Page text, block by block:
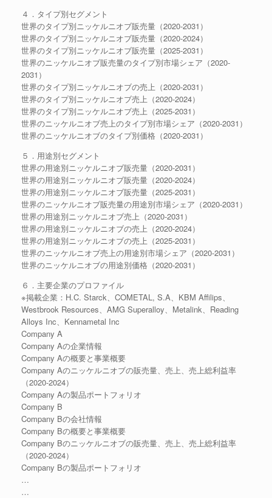
４．タイプ別セグメント
世界のタイプ別ニッケルニオブ販売量（2020-2031）
世界のタイプ別ニッケルニオブ販売量（2020-2024）
世界のタイプ別ニッケルニオブ販売量（2025-2031）
世界のニッケルニオブ販売量のタイプ別市場シェア（2020-
2031）
世界のタイプ別ニッケルニオブの売上（2020-2031）
世界のタイプ別ニッケルニオブ売上（2020-2024）
世界のタイプ別ニッケルニオブ売上（2025-2031）
世界のニッケルニオブ売上のタイプ別市場シェア（2020-2031）
世界のニッケルニオブのタイプ別価格（2020-2031）
５．用途別セグメント
世界の用途別ニッケルニオブ販売量（2020-2031）
世界の用途別ニッケルニオブ販売量（2020-2024）
世界の用途別ニッケルニオブ販売量（2025-2031）
世界のニッケルニオブ販売量の用途別市場シェア（2020-2031）
世界の用途別ニッケルニオブ売上（2020-2031）
世界の用途別ニッケルニオブの売上（2020-2024）
世界の用途別ニッケルニオブの売上（2025-2031）
世界のニッケルニオブ売上の用途別市場シェア（2020-2031）
世界のニッケルニオブの用途別価格（2020-2031）
６．主要企業のプロファイル
※掲載企業：H.C. Starck、COMETAL, S.A、KBM Affilips、
Westbrook Resources、AMG Superalloy、Metalink、Reading
Alloys Inc、Kennametal Inc
Company A
Company Aの企業情報
Company Aの概要と事業概要
Company Aのニッケルニオブの販売量、売上、売上総利益率
（2020-2024）
Company Aの製品ポートフォリオ
Company B
Company Bの会社情報
Company Bの概要と事業概要
Company Bのニッケルニオブの販売量、売上、売上総利益率
（2020-2024）
Company Bの製品ポートフォリオ
…
…